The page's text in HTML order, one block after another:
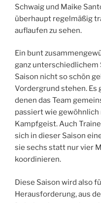
Schwaig und Maike
überhaupt regelmäßig
auflaufen zu sehen.
Ein bunt
ganz unterschiedlichem
Saison nicht so schön
Vordergrund stehen. Es
denen das Team
passiert wie
Kampfgeist. Auch
sich in dieser Saison
sie sechs statt nur vier
koordinieren.
Diese Saison wird also
Herausforderung, aus